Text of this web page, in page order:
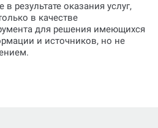
результате оказания услуг,
в качестве
для решения имеющихся
и источников, но не